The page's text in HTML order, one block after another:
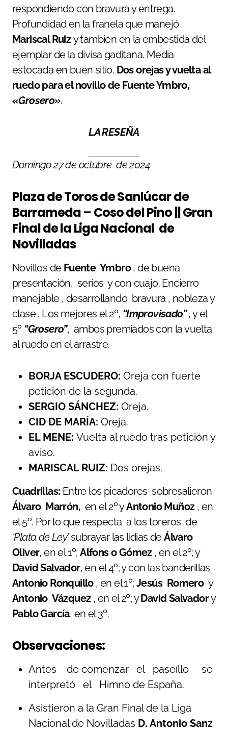
respondiendo con bravura y entrega.
Profundidad en la franela que manejó
MariscalRuizy también en la embestida del
ejemplar de la divisa gaditana. Media
estocada en buen sitio. Dos orejas y vuelta al
ruedo para el novillo de Fuente Ymbro,
«Grosero».
LA RESEÑA
Domingo27 de octubre de 2024
Plaza de Toros de Sanlúcar de
Barrameda – Coso del Pino ||Gran
Final de la Liga Nacional de
Novilladas
Novillos de Fuente Ymbro, de buena
presentación, serios y con cuajo. Encierro
manejable , desarrollando bravura , nobleza y
clase . Los mejores el 2º, “Improvisado”, y el
5º “Grosero”, ambos premiados con la vuelta
al ruedo en el arrastre.
BORJA ESCUDERO: Oreja con fuerte
petición de la segunda.
SERGIO SÁNCHEZ: Oreja.
CID DE MARÍA: Oreja.
EL MENE: Vuelta al ruedo tras petición y
aviso.
MARISCAL RUIZ: Dos orejas.
Cuadrillas: Entre los picadores sobresalieron
Álvaro Marrón, en el 2º yAntonio Muñoz , en
el 5º. Por lo que respecta a los toreros de
‘Plata de Ley’subrayar las lidias deÁlvaro
Oliver, en el 1º;Alfons o Gómez , en el 2º; y
David Salvador, en el 4º; y con las banderillas
Antonio Ronquillo , en el 1º;Jesús Romeroy
Antonio Vázquez , en el 2º; yDavid Salvadory
Pablo García, en el 3º.
Observaciones:
Antes de comenzar el paseíllo se
interpretó el Himno de España.
Asistieron a la Gran Final de la Liga
Nacional de Novilladas D. Antonio Sanz